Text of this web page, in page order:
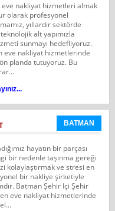
nakliyat hizmetleri almak
olarak profesyonel
yıllardır sektörde
alt yapımızla
sunmayı hedefliyoruz.
eve nakliyat hizmetlerinde
planda tutuyoruz. Bu
BATMAN
hayatın bir parçası
bir nedenle taşınma gereği
kolaylaştırmak ve stresi en
bir nakliye şirketiyle
Batman Şehir Içi Şehir
eve nakliyat hizmetlerinde